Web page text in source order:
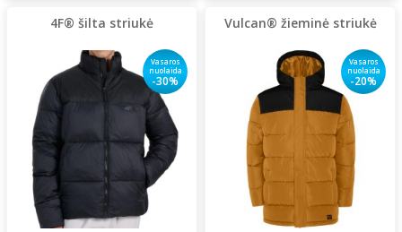
4F® šilta striukė
Vasaros
nuolaida
-30%
Vulcan® žieminė striukė
Vasaros
nuolaida
-20%